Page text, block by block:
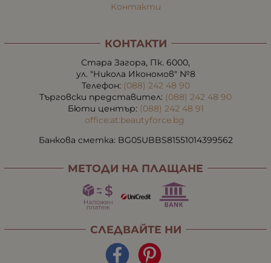
Контакти
КОНТАКТИ
Стара Загора, Пк. 6000,
ул. "Никола Икономов" №8
Телефон: (088) 242 48 90
Търговски представител: (088) 242 48 90
Бюти център: (088) 242 48 91
office:at:beautyforce.bg
Банкова сметка: BG05UBBS81551014399562
МЕТОДИ НА ПЛАЩАНЕ
СЛЕДВАЙТЕ НИ